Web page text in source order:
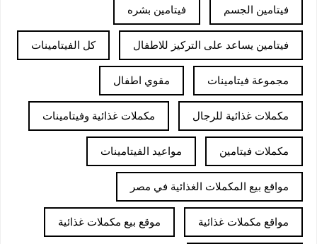
فيتامين الجسم فيتامين بشره
فيتامين يساعد على التركيز للاطفال كل الفيتامينات
مجموعة فيتامينات مقوي اطفال
مكملات غذائية للرجال مكملات غذائية وفيتامينات
مكملات فيتامين مواعيد الفيتامينات
مواقع بيع المكملات الغذائية في مصر
مواقع مكملات غذائية موقع بيع مكملات غذائية